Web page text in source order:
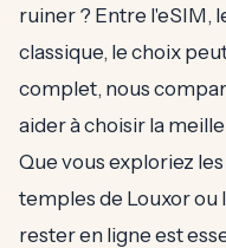
ruiner ? Entre l'eSIM,
classique, le choix
complet, nous
aider à choisir la
Que vous exploriez
temples de Louxor ou
rester en ligne est